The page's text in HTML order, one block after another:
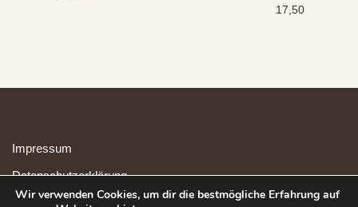
17,50
Impressum
Datenschutzerklärung
Wir verwenden Cookies, um dir die bestmögliche Erfahrung auf